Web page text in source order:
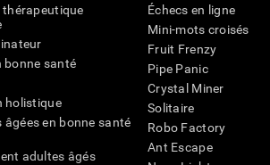
bonne santé
holistique
âgées en bonne santé
adultes âgés
Échecs en ligne
Mini-mots croisés
Fruit Frenzy
Pipe Panic
Crystal Miner
Solitaire
Robo Factory
Ant Escape